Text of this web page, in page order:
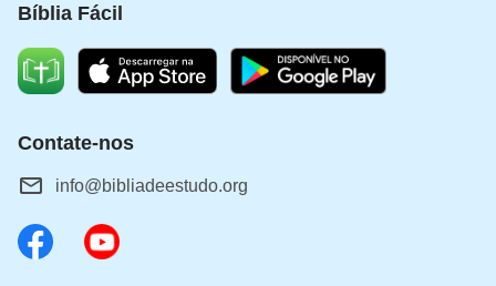
Bíblia Fácil
Contate-nos
info@bibliadeestudo.org